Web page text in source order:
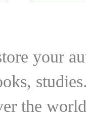
your
the